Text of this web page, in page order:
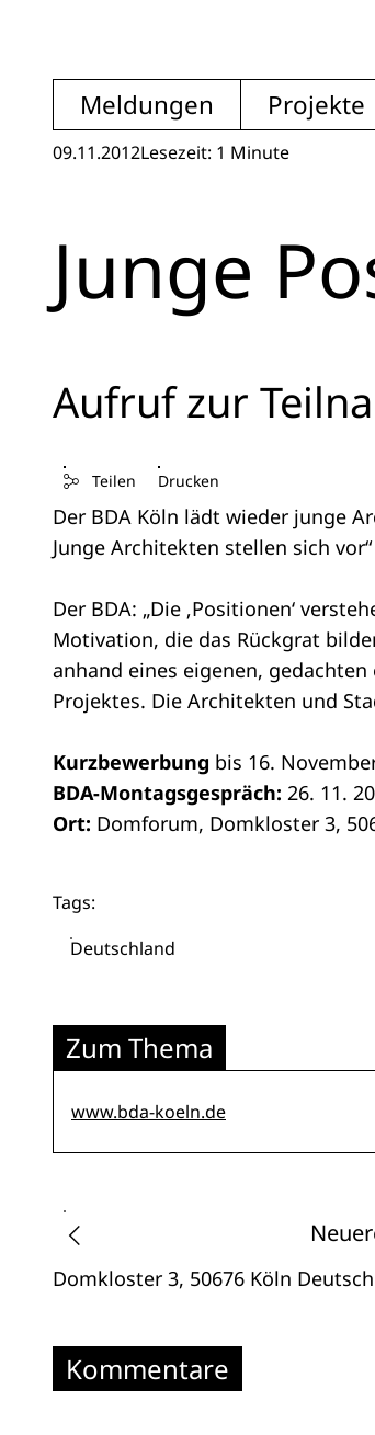
Meldungen Projekte
09.11.2012Lesezeit: 1 Minute
Junge
Aufruf zur
Teilen Drucken
Der BDA Köln lädt wieder junge
Junge Architekten stellen sich
Der BDA: „Die ‚Positionen‘
Motivation, die das Rückgrat
anhand eines eigenen,
Projektes. Die Architekten und
Kurzbewerbung bis 16.
BDA-Montagsgespräch: 26. 11.
Ort: Domforum, Domkloster 3,
Tags:
Deutschland
Zum Thema
www.bda-koeln.de
Domkloster 3, 50676 Köln
Kommentare